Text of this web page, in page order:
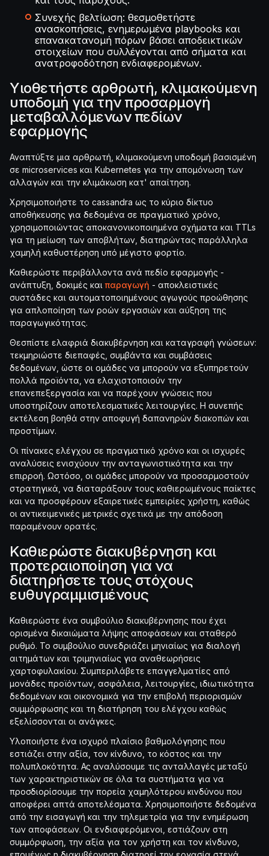
Συνεχής βελτίωση: θεσμοθετήστε
ανασκοπήσεις, ενημερωμένα playbooks και
επανακατανομή πόρων βάσει αποδεικτικών
στοιχείων που συλλέγονται από σήματα και
ανατροφοδότηση ενδιαφερομένων.
Υιοθετήστε αρθρωτή, κλιμακούμενη
υποδομή για την προσαρμογή
μεταβαλλόμενων πεδίων
εφαρμογής
Αναπτύξτε μια αρθρωτή, κλιμακούμενη υποδομή βασισμένη
σε microservices και Kubernetes για την απομόνωση των
αλλαγών και την κλιμάκωση κατ' απαίτηση.
Χρησιμοποιήστε το cassandra ως το κύριο δίκτυο
αποθήκευσης για δεδομένα σε πραγματικό χρόνο,
χρησιμοποιώντας αποκανονικοποιημένα σχήματα και TTLs
για τη μείωση των αποβλήτων, διατηρώντας παράλληλα
χαμηλή καθυστέρηση υπό μέγιστο φορτίο.
Καθιερώστε περιβάλλοντα ανά πεδίο εφαρμογής -
ανάπτυξη, δοκιμές καιπαραγωγή - αποκλειστικές
συστάδες και αυτοματοποιημένους αγωγούς προώθησης
για απλοποίηση των ροών εργασιών και αύξηση της
παραγωγικότητας.
Θεσπίστε ελαφριά διακυβέρνηση και καταγραφή γνώσεων:
τεκμηριώστε διεπαφές, συμβάντα και συμβάσεις
δεδομένων, ώστε οι ομάδες να μπορούν να εξυπηρετούν
πολλά προϊόντα, να ελαχιστοποιούν την
επανεπεξεργασία και να παρέχουν γνώσεις που
υποστηρίζουν αποτελεσματικές λειτουργίες. Η συνεπής
εκτέλεση βοηθά στην αποφυγή δαπανηρών διακοπών και
προστίμων.
Οι πίνακες ελέγχου σε πραγματικό χρόνο και οι ισχυρές
αναλύσεις ενισχύουν την ανταγωνιστικότητα και την
επιρροή. Ωστόσο, οι ομάδες μπορούν να προσαρμοστούν
στρατηγικά, να διαταράξουν τους καθιερωμένους παίκτες
και να προσφέρουν εξαιρετικές εμπειρίες χρήστη, καθώς
οι αντικειμενικές μετρικές σχετικά με την απόδοση
παραμένουν ορατές.
Καθιερώστε διακυβέρνηση και
προτεραιοποίηση για να
διατηρήσετε τους στόχους
ευθυγραμμισμένους
Καθιερώστε ένα συμβούλιο διακυβέρνησης που έχει
ορισμένα δικαιώματα λήψης αποφάσεων και σταθερό
ρυθμό. Το συμβούλιο συνεδριάζει μηνιαίως για διαλογή
αιτημάτων και τριμηνιαίως για αναθεωρήσεις
χαρτοφυλακίου. Συμπεριλάβετε επαγγελματίες από
μονάδες προϊόντων, ασφάλεια, λειτουργίες, ιδιωτικότητα
δεδομένων και οικονομικά για την επιβολή περιορισμών
συμμόρφωσης και τη διατήρηση του ελέγχου καθώς
εξελίσσονται οι ανάγκες.
Υλοποιήστε ένα ισχυρό πλαίσιο βαθμολόγησης που
εστιάζει στην αξία, τον κίνδυνο, το κόστος και την
πολυπλοκότητα. Ας αναλύσουμε τις ανταλλαγές μεταξύ
των χαρακτηριστικών σε όλα τα συστήματα για να
προσδιορίσουμε την πορεία χαμηλότερου κινδύνου που
αποφέρει απτά αποτελέσματα. Χρησιμοποιήστε δεδομένα
από την εισαγωγή και την τηλεμετρία για την ενημέρωση
των αποφάσεων. Οι ενδιαφερόμενοι, εστιάζουν στη
συμμόρφωση, την αξία για τον χρήστη και τον κίνδυνο,